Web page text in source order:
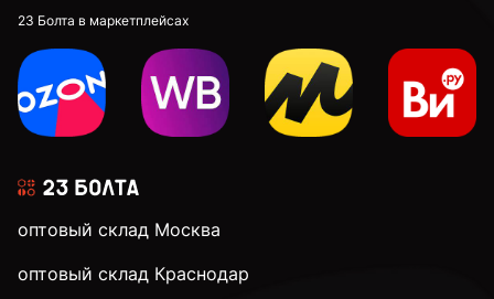
23 Болта в маркетплейсах
оптовый склад Москва
оптовый склад Краснодар